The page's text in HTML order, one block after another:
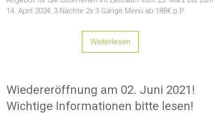
14. April 2024: 3 Nächte 2x 3 Gänge Menü ab 188€ p.P.
Weiterlesen
Wiedereröffnung am 02. Juni 2021!
Wichtige Informationen bitte lesen!